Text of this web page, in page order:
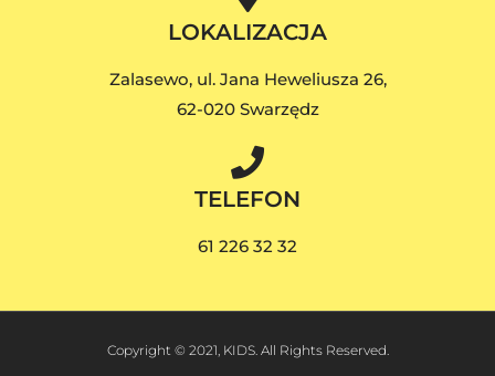
LOKALIZACJA
Zalasewo, ul. Jana Heweliusza 26,
62-020 Swarzędz
TELEFON
61 226 32 32
Copyright © 2021, KIDS. All Rights Reserved.